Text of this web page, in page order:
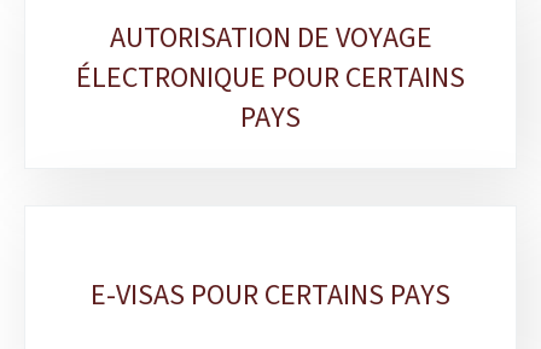
AUTORISATION DE VOYAGE
ÉLECTRONIQUE POUR CERTAINS
PAYS
E-VISAS POUR CERTAINS PAYS